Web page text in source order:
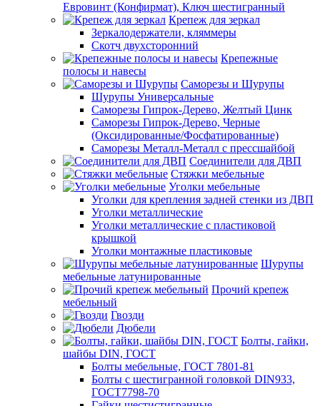
Евровинт (Конфирмат), Ключ шестигранный
Крепеж для зеркал
Зеркалодержатели, кляммеры
Скотч двухсторонний
Крепежные
полосы и навесы
Саморезы и Шурупы
Шурупы Универсальные
Саморезы Гипрок-Дерево, Желтый Цинк
Саморезы Гипрок-Дерево, Черные
(Оксидированные/Фосфатированные)
Саморезы Металл-Металл с прессшайбой
Соединители для ДВП
Стяжки мебельные
Уголки мебельные
Уголки для крепления задней стенки из ДВП
Уголки металлические
Уголки металлические с пластиковой
крышкой
Уголки монтажные пластиковые
Шурупы
мебельные латунированные
Прочий крепеж
мебельный
Гвозди
Дюбели
Болты, гайки,
шайбы DIN, ГОСТ
Болты мебельные, ГОСТ 7801-81
Болты с шестигранной головкой DIN933,
ГОСТ7798-70